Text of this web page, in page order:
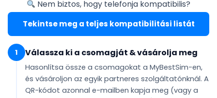
Nem biztos, hogy telefonja kompatibilis?
Tekintse meg a teljes kompatibilitási listát
1 Válassza ki a csomagját & vásárolja meg
Hasonlítsa össze a csomagokat a MyBestSim-en,
és vásároljon az egyik partneres szolgáltatónknál. A
QR-kódot azonnal e-mailben kapja meg (vagy a